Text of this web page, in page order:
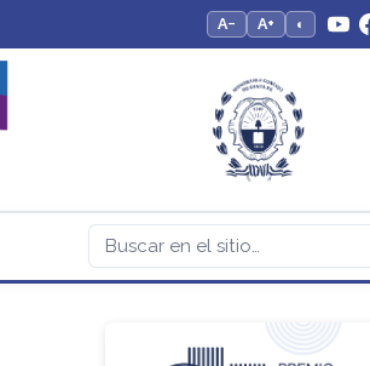
A− A+ ◐